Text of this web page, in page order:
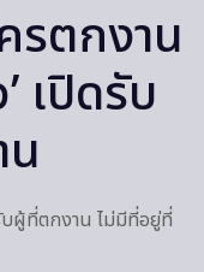
รตกงาน
เปิดรับ
ผู้ที่ตกงาน ไม่มีที่อยู่ที่